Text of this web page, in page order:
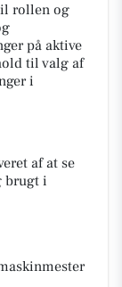
rollen og
på aktive
til valg af
i
af at se
brugt i